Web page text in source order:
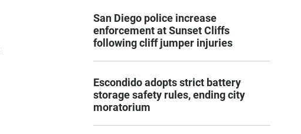
San Diego police increase
enforcement at Sunset Cliffs
following cliff jumper injuries
Escondido adopts strict battery
storage safety rules, ending city
moratorium